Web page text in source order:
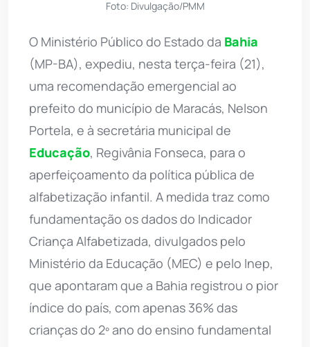
Foto: Divulgação/PMM
O Ministério Público do Estado da Bahia
(MP-BA), expediu, nesta terça-feira (21),
uma recomendação emergencial ao
prefeito do município de Maracás, Nelson
Portela, e à secretária municipal de
Educação, Regivânia Fonseca, para o
aperfeiçoamento da política pública de
alfabetização infantil. A medida traz como
fundamentação os dados do Indicador
Criança Alfabetizada, divulgados pelo
Ministério da Educação (MEC) e pelo Inep,
que apontaram que a Bahia registrou o pior
índice do país, com apenas 36% das
crianças do 2º ano do ensino fundamental